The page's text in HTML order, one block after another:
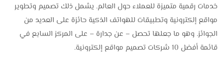
خدمات رقمية متميزة للعملاء حول العالم. يشمل ذلك تصميم وتطوير
مواقع إلكترونية وتطبيقات للهواتف الذكية حائزة على العديد من
الجوائز. وهو ما جعلها تحصل – عن جدارة – على المركز السابع في
قائمة أفضل 10 شركات تصميم مواقع إلكترونية.